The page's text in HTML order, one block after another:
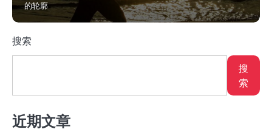
的轮廓
2024年12月19日
搜索
搜
索
近期文章